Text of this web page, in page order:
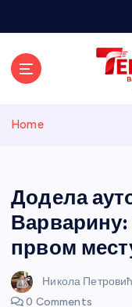
Home
Додела
првом
Никола Петровић
0 Comments